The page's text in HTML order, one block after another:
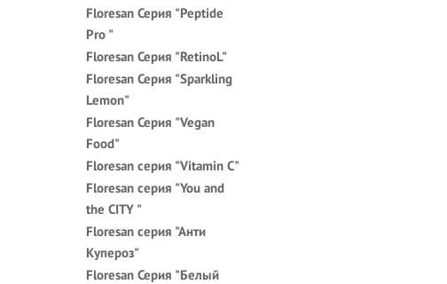
Floresan Серия "Peptide
Pro "
Floresan Серия "RetinoL"
Floresan Серия "Sparkling
Lemon"
Floresan Серия "Vegan
Food"
Floresan серия "Vitamin C"
Floresan серия "You and
the CITY "
Floresan серия "Анти
Купероз"
Floresan Серия "Белый